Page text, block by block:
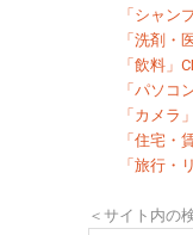
「シャン
「洗剤・
「飲料」
「パソコ
「カメラ
「住宅・
「旅行・
＜サイト内の